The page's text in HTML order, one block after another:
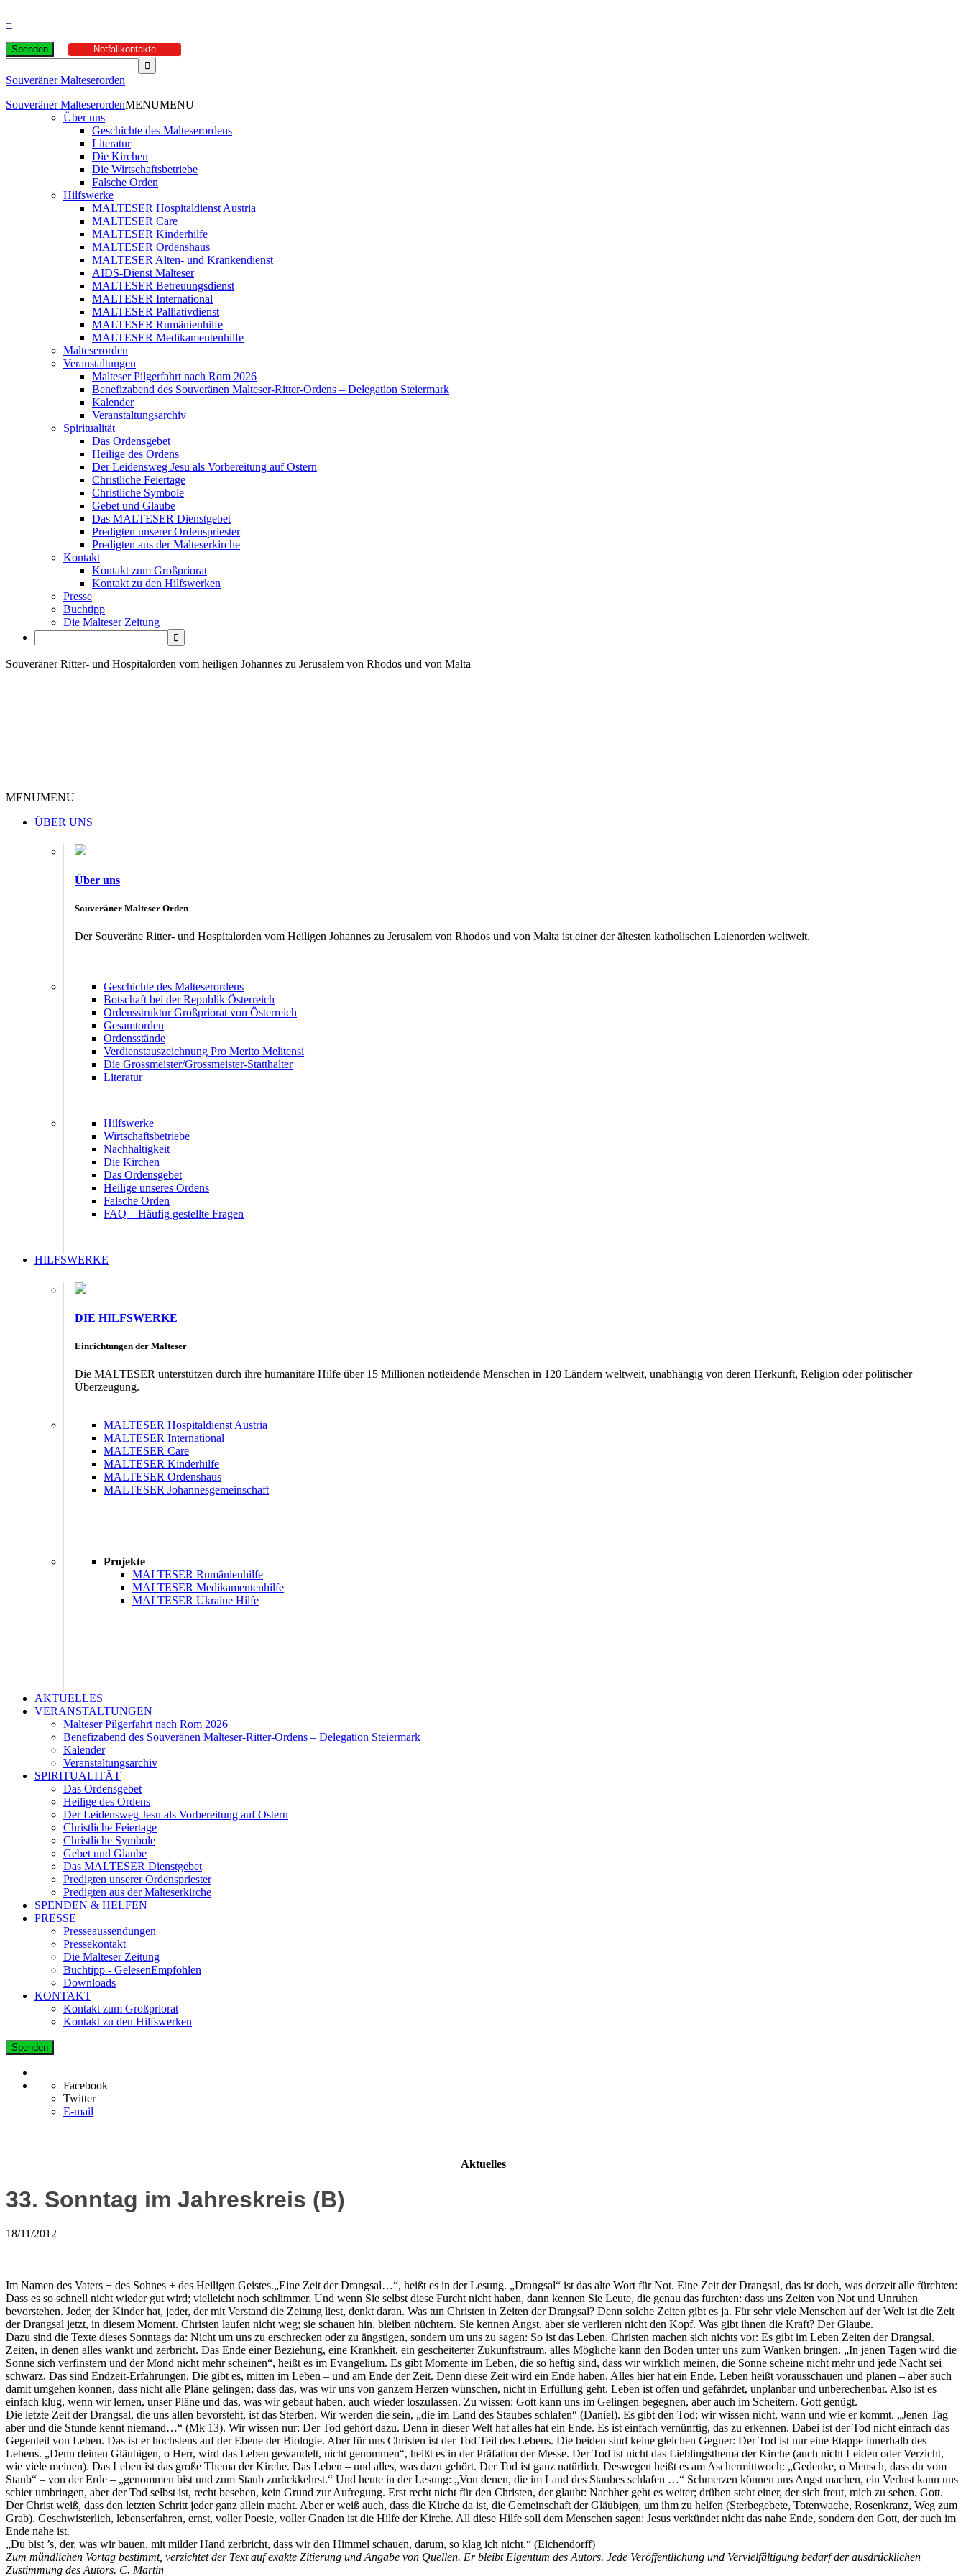
+
Spenden Notfallkontakte
Souveräner Malteserorden
Souveräner MalteserordenMENUMENU
Über uns
Geschichte des Malteserordens
Literatur
Die Kirchen
Die Wirtschaftsbetriebe
Falsche Orden
Hilfswerke
MALTESER Hospitaldienst Austria
MALTESER Care
MALTESER Kinderhilfe
MALTESER Ordenshaus
MALTESER Alten- und Krankendienst
AIDS-Dienst Malteser
MALTESER Betreuungsdienst
MALTESER International
MALTESER Palliativdienst
MALTESER Rumänienhilfe
MALTESER Medikamentenhilfe
Malteserorden
Veranstaltungen
Malteser Pilgerfahrt nach Rom 2026
Benefizabend des Souveränen Malteser-Ritter-Ordens – Delegation Steiermark
Kalender
Veranstaltungsarchiv
Spiritualität
Das Ordensgebet
Heilige des Ordens
Der Leidensweg Jesu als Vorbereitung auf Ostern
Christliche Feiertage
Christliche Symbole
Gebet und Glaube
Das MALTESER Dienstgebet
Predigten unserer Ordenspriester
Predigten aus der Malteserkirche
Kontakt
Kontakt zum Großpriorat
Kontakt zu den Hilfswerken
Presse
Buchtipp
Die Malteser Zeitung
Souveräner Ritter- und Hospitalorden vom heiligen Johannes zu Jerusalem von Rhodos und von Malta
MENUMENU
ÜBER UNS
Über uns
Souveräner Malteser Orden
Der Souveräne Ritter- und Hospitalorden vom Heiligen Johannes zu Jerusalem von Rhodos und von Malta ist einer der ältesten katholischen Laienorden weltweit.
Geschichte des Malteserordens
Botschaft bei der Republik Österreich
Ordensstruktur Großpriorat von Österreich
Gesamtorden
Ordensstände
Verdienstauszeichnung Pro Merito Melitensi
Die Grossmeister/Grossmeister-Statthalter
Literatur
Hilfswerke
Wirtschaftsbetriebe
Nachhaltigkeit
Die Kirchen
Das Ordensgebet
Heilige unseres Ordens
Falsche Orden
FAQ – Häufig gestellte Fragen
HILFSWERKE
DIE HILFSWERKE
Einrichtungen der Malteser
Die MALTESER unterstützen durch ihre humanitäre Hilfe über 15 Millionen notleidende Menschen in 120 Ländern weltweit, unabhängig von deren Herkunft, Religion oder politischer
Überzeugung.
MALTESER Hospitaldienst Austria
MALTESER International
MALTESER Care
MALTESER Kinderhilfe
MALTESER Ordenshaus
MALTESER Johannesgemeinschaft
Projekte
MALTESER Rumänienhilfe
MALTESER Medikamentenhilfe
MALTESER Ukraine Hilfe
AKTUELLES
VERANSTALTUNGEN
Malteser Pilgerfahrt nach Rom 2026
Benefizabend des Souveränen Malteser-Ritter-Ordens – Delegation Steiermark
Kalender
Veranstaltungsarchiv
SPIRITUALITÄT
Das Ordensgebet
Heilige des Ordens
Der Leidensweg Jesu als Vorbereitung auf Ostern
Christliche Feiertage
Christliche Symbole
Gebet und Glaube
Das MALTESER Dienstgebet
Predigten unserer Ordenspriester
Predigten aus der Malteserkirche
SPENDEN & HELFEN
PRESSE
Presseaussendungen
Pressekontakt
Die Malteser Zeitung
Buchtipp - GelesenEmpfohlen
Downloads
KONTAKT
Kontakt zum Großpriorat
Kontakt zu den Hilfswerken
Spenden
Facebook
Twitter
E-mail
Aktuelles
33. Sonntag im Jahreskreis (B)
18/11/2012
Im Namen des Vaters + des Sohnes + des Heiligen Geistes.„Eine Zeit der Drangsal…“, heißt es in der Lesung. „Drangsal“ ist das alte Wort für Not. Eine Zeit der Drangsal, das ist doch, was derzeit alle fürchten:
Dass es so schnell nicht wieder gut wird; vielleicht noch schlimmer. Und wenn Sie selbst diese Furcht nicht haben, dann kennen Sie Leute, die genau das fürchten: dass uns Zeiten von Not und Unruhen
bevorstehen. Jeder, der Kinder hat, jeder, der mit Verstand die Zeitung liest, denkt daran. Was tun Christen in Zeiten der Drangsal? Denn solche Zeiten gibt es ja. Für sehr viele Menschen auf der Welt ist die Zeit
der Drangsal jetzt, in diesem Moment. Christen laufen nicht weg; sie schauen hin, bleiben nüchtern. Sie kennen Angst, aber sie verlieren nicht den Kopf. Was gibt ihnen die Kraft? Der Glaube.
Dazu sind die Texte dieses Sonntags da: Nicht um uns zu erschrecken oder zu ängstigen, sondern um uns zu sagen: So ist das Leben. Christen machen sich nichts vor: Es gibt im Leben Zeiten der Drangsal.
Zeiten, in denen alles wankt und zerbricht. Das Ende einer Beziehung, eine Krankheit, ein gescheiterter Zukunftstraum, alles Mögliche kann den Boden unter uns zum Wanken bringen. „In jenen Tagen wird die
Sonne sich verfinstern und der Mond nicht mehr scheinen“, heißt es im Evangelium. Es gibt Momente im Leben, die so heftig sind, dass wir wirklich meinen, die Sonne scheine nicht mehr und jede Nacht sei
schwarz. Das sind Endzeit-Erfahrungen. Die gibt es, mitten im Leben – und am Ende der Zeit. Denn diese Zeit wird ein Ende haben. Alles hier hat ein Ende. Leben heißt vorausschauen und planen – aber auch
damit umgehen können, dass nicht alle Pläne gelingen; dass das, was wir uns von ganzem Herzen wünschen, nicht in Erfüllung geht. Leben ist offen und gefährdet, unplanbar und unberechenbar. Also ist es
einfach klug, wenn wir lernen, unser Pläne und das, was wir gebaut haben, auch wieder loszulassen. Zu wissen: Gott kann uns im Gelingen begegnen, aber auch im Scheitern. Gott genügt.
Die letzte Zeit der Drangsal, die uns allen bevorsteht, ist das Sterben. Wir werden die sein, „die im Land des Staubes schlafen“ (Daniel). Es gibt den Tod; wir wissen nicht, wann und wie er kommt. „Jenen Tag
aber und die Stunde kennt niemand…“ (Mk 13). Wir wissen nur: Der Tod gehört dazu. Denn in dieser Welt hat alles hat ein Ende. Es ist einfach vernünftig, das zu erkennen. Dabei ist der Tod nicht einfach das
Gegenteil von Leben. Das ist er höchstens auf der Ebene der Biologie. Aber für uns Christen ist der Tod Teil des Lebens. Die beiden sind keine gleichen Gegner: Der Tod ist nur eine Etappe innerhalb des
Lebens. „Denn deinen Gläubigen, o Herr, wird das Leben gewandelt, nicht genommen“, heißt es in der Präfation der Messe. Der Tod ist nicht das Lieblingsthema der Kirche (auch nicht Leiden oder Verzicht,
wie viele meinen). Das Leben ist das große Thema der Kirche. Das Leben – und alles, was dazu gehört. Der Tod ist ganz natürlich. Deswegen heißt es am Aschermittwoch: „Gedenke, o Mensch, dass du vom
Staub“ – von der Erde – „genommen bist und zum Staub zurückkehrst.“ Und heute in der Lesung: „Von denen, die im Land des Staubes schlafen …“ Schmerzen können uns Angst machen, ein Verlust kann uns
schier umbringen, aber der Tod selbst ist, recht besehen, kein Grund zur Aufregung. Erst recht nicht für den Christen, der glaubt: Nachher geht es weiter; drüben steht einer, der sich freut, mich zu sehen. Gott.
Der Christ weiß, dass den letzten Schritt jeder ganz allein macht. Aber er weiß auch, dass die Kirche da ist, die Gemeinschaft der Gläubigen, um ihm zu helfen (Sterbegebete, Totenwache, Rosenkranz, Weg zum
Grab). Geschwisterlich, lebenserfahren, ernst, voller Poesie, voller Gnaden ist die Hilfe der Kirche. All diese Hilfe soll dem Menschen sagen: Jesus verkündet nicht das nahe Ende, sondern den Gott, der auch im
Ende nahe ist.
„Du bist ’s, der, was wir bauen, mit milder Hand zerbricht, dass wir den Himmel schauen, darum, so klag ich nicht.“ (Eichendorff)
Zum mündlichen Vortag bestimmt, verzichtet der Text auf exakte Zitierung und Angabe von Quellen. Er bleibt Eigentum des Autors. Jede Veröffentlichung und Vervielfältigung bedarf der ausdrücklichen
Zustimmung des Autors. C. Martin